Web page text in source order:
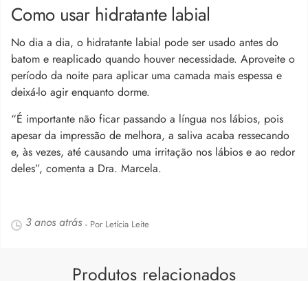
Como usar hidratante labial
No dia a dia, o hidratante labial pode ser usado antes do
batom e reaplicado quando houver necessidade. Aproveite o
período da noite para aplicar uma camada mais espessa e
deixá-lo agir enquanto dorme.
“É importante não ficar passando a língua nos lábios, pois
apesar da impressão de melhora, a saliva acaba ressecando
e, às vezes, até causando uma irritação nos lábios e ao redor
deles”, comenta a Dra. Marcela.
3 anos atrás - Por Letícia Leite
Produtos relacionados